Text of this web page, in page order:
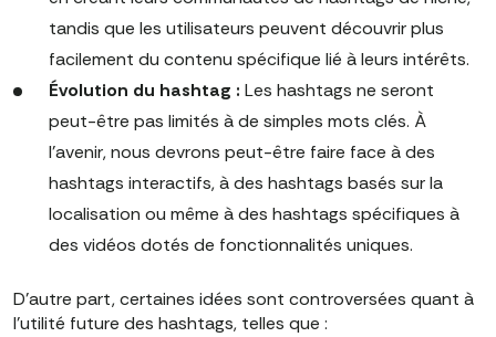
tandis que les utilisateurs peuvent découvrir plus
facilement du contenu spécifique lié à leurs intérêts.
Évolution du hashtag : Les hashtags ne seront
peut-être pas limités à de simples mots clés. À
l'avenir, nous devrons peut-être faire face à des
hashtags interactifs, à des hashtags basés sur la
localisation ou même à des hashtags spécifiques à
des vidéos dotés de fonctionnalités uniques.
D'autre part, certaines idées sont controversées quant à
l'utilité future des hashtags, telles que :